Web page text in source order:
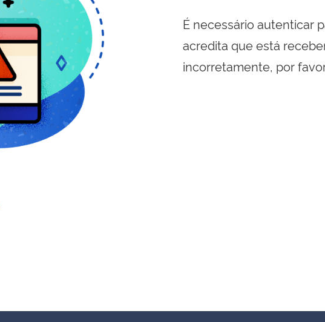
É necessário autenticar
acredita que está
incorretamente, por